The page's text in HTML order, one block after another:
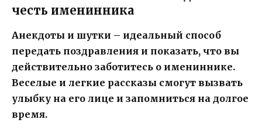
честь именинника
Анекдоты и шутки – идеальный способ
передать поздравления и показать, что вы
действительно заботитесь о имениннике.
Веселые и легкие рассказы смогут вызвать
улыбку на его лице и запомниться на долгое
время.